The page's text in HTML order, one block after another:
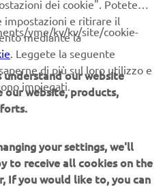
support him with everything
as a team. I’m glad to be
memories back with me to
avid race fan. While flipping
showcasing Saarinen’s
seeing him in
did I ever think I’d have
over an album from
of a rider I admired so
dei cookie". Potete
e ritirare il
mediante la
. Leggete la seguente
di più sul loro utilizzo e
impiegati.
yme/kv/kv/site/cookie-
understand our website
our website, products,
your settings, we'll
to receive all cookies on the
If you would like to, you can